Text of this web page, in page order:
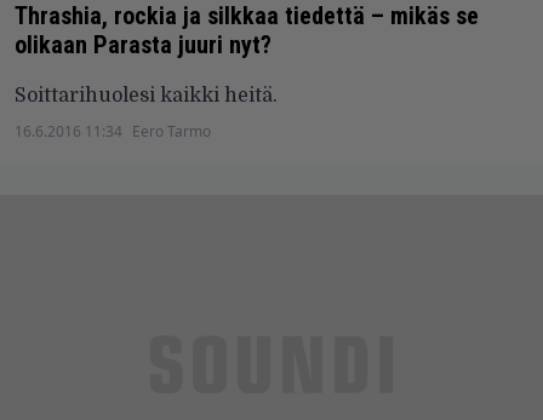
Thrashia, rockia ja silkkaa tiedettä – mikäs se
olikaan Parasta juuri nyt?
Soittarihuolesi kaikki heitä.
16.6.2016 11:34 Eero Tarmo